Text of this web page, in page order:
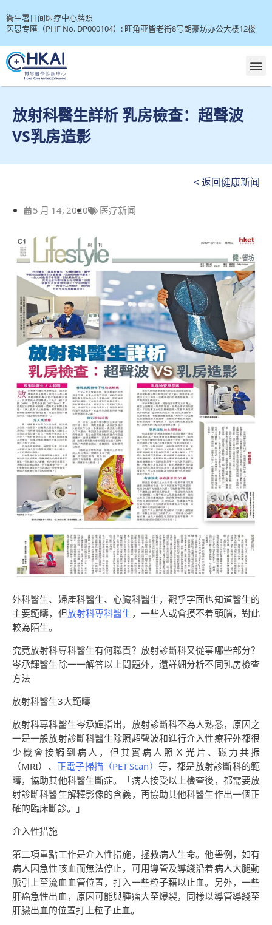
衞生署日间医疗中心牌照
医思专匯（PHF No. DP000104）: 旺角亚皆老街8号朗豪坊办公大楼12楼
放射科醫生詳析 乳房檢查：超聲波
VS乳房造影
5 月 14, 2020 医疗新闻
< 返回健康新闻
外科醫生、婦產科醫生、心臟科醫生，觀乎字面也知道醫生的
主要範疇，但放射科專科醫生，一些人或會摸不着頭腦，對此
較為陌生。
究竟放射科專科醫生有何職責？放射診斷科又從事哪些部分？
岑承輝醫生除一一解答以上問題外，還詳細分析不同乳房檢查
方法
放射科醫生3大範疇
放射科專科醫生岑承輝指出，放射診斷科不為人熟悉，原因之
一是一般放射診斷科醫生除照超聲波和進行介入性療程外都很
少機會接觸到病人，但其實病人照Ｘ光片、磁力共振
（MRI）、 正電子掃描（PET Scan） 等，都是放射診斷科的範
疇，協助其他科醫生斷症。「病人接受以上檢查後，都需要放
射診斷科醫生解釋影像的含義，再協助其他科醫生作出一個正
確的臨床斷診。」
介入性措施
第二項重點工作是介入性措施，拯救病人生命。他舉例，如有
病人因急性咳血而無法停止，可用導管及導綫沿着病人大腿動
脈引上至流血血管位置，打入一些粒子藉以止血。另外，一些
肝癌急性出血，原因可能與腫瘤大至爆裂，同樣以導管導綫至
肝臟出血的位置打上粒子止血。